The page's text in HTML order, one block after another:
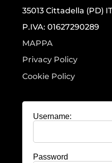
35013 Cittadella (PD)
P.IVA: 01627290289
MAPPA
Privacy Policy
Cookie Policy
Username:
Password